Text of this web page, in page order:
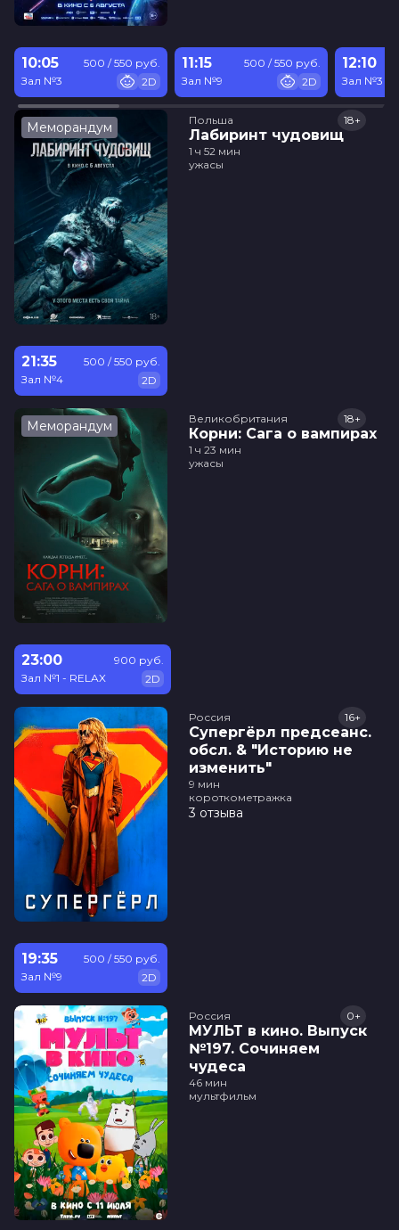
10:05
Зал №3
500 / 550 руб.
2D
11:15
Зал №9
500 / 550 руб.
2D
12:10
Зал №3
Меморандум Польша
Лабиринт чудовищ
18+
1 ч 52 мин
ужасы
21:35
Зал №4
500 / 550 руб.
2D
Меморандум Великобритания
Корни: Сага о вампирах
18+
1 ч 23 мин
ужасы
23:00
Зал №1 - RELAX
900 руб.
2D
Россия
Супергёрл предсеанс.
обсл. & "Историю не
изменить"
16+
9 мин
короткометражка
3 отзыва
19:35
Зал №9
500 / 550 руб.
2D
Россия
МУЛЬТ в кино. Выпуск
№197. Сочиняем
чудеса
0+
46 мин
мультфильм